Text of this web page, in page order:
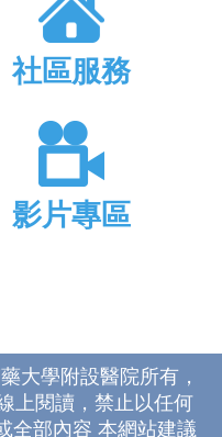
社區服務
影片專區
大學附設醫院所有，
上閱讀，禁止以任何
全部內容 本網站建議